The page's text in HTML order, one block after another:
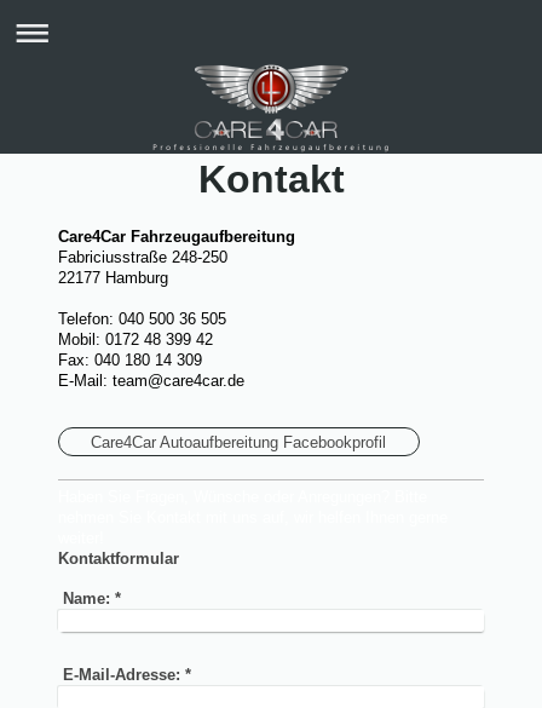
Kontakt
Care4Car Fahrzeugaufbereitung
Fabriciusstraße 248-250
22177 Hamburg
Telefon: 040 500 36 505
Mobil: 0172 48 399 42
Fax: 040 180 14 309
E-Mail: team@care4car.de
Care4Car Autoaufbereitung Facebookprofil
Kontaktformular
Name: *
E-Mail-Adresse: *